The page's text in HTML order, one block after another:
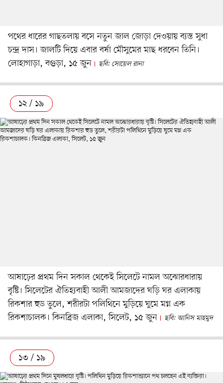
পথের ধারের গাছতলায় বসে নতুন জাল জোড়া দেওয়ায় ব্যস্ত সুধা
চন্দ্র দাস। জালটি দিয়ে এবার বর্ষা মৌসুমের মাছ ধরবেন তিনি।
লোহাগাড়া, বগুড়া, ১৫ জুন
ছবি: সোয়েল রানা
১২ / ১৯
আষাঢ়ের প্রথম দিন সকাল থেকেই সিলেটে নামল অঝোরধারায়
বৃষ্টি। সিলেটের ঐতিহ্যবাহী আলী আমজাদের ঘড়ি ঘর এলাকায়
রিকশার হুড তুলে, শরীরটা পলিথিনে মুড়িয়ে ঘুমে মগ্ন এক
রিকশাচালক। কিনব্রিজ এলাকা, সিলেট, ১৫ জুন
ছবি: আনিস মাহমুদ
১৩ / ১৯